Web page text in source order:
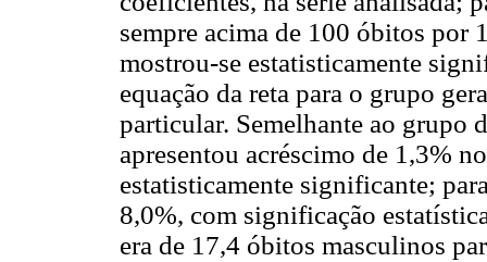
sempre acima de 100 óbitos por
mostrou-se estatisticamente
equação da reta para o grupo
particular. Semelhante ao grupo
apresentou acréscimo de 1,3%
estatisticamente significante;
8,0%, com significação
era de 17,4 óbitos masculinos